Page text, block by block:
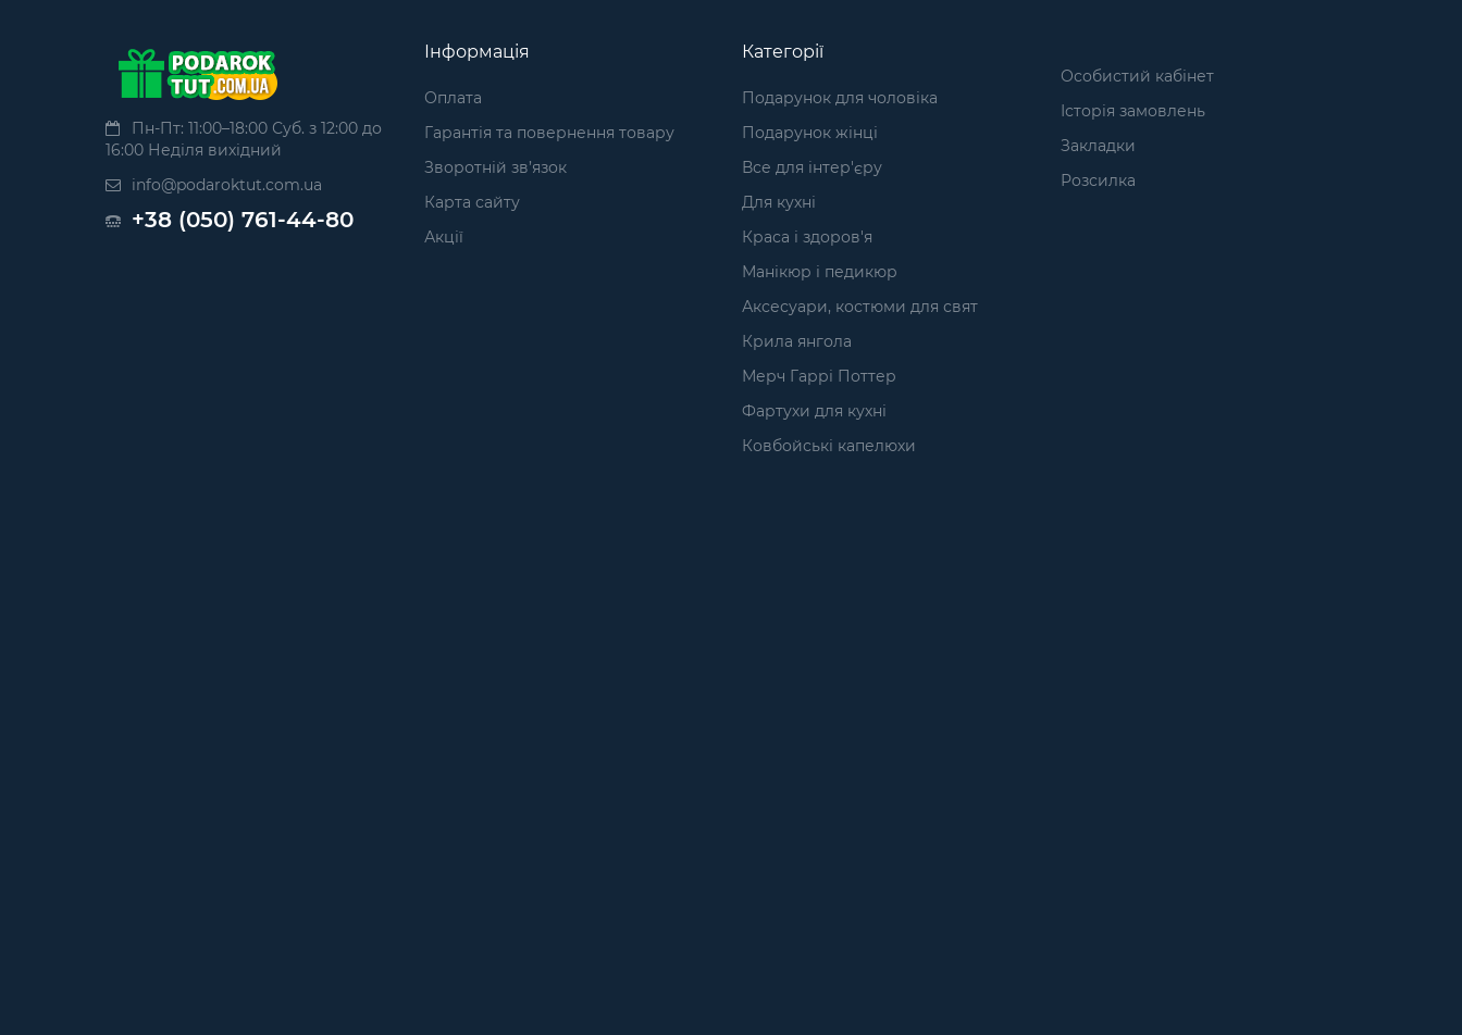
Пн-Пт: 11:00–18:00 Суб. з 12:00 до
16:00 Неділя вихідний
info@podaroktut.com.ua
+38 (050) 761-44-80
Інформація
Оплата
Гарантія та повернення товару
Зворотній зв’язок
Карта сайту
Акції
Категорії
Подарунок для чоловіка
Подарунок жінці
Все для інтер'єру
Для кухні
Краса і здоров'я
Манікюр і педикюр
Аксесуари, костюми для свят
Крила янгола
Мерч Гаррі Поттер
Фартухи для кухні
Ковбойські капелюхи
Особистий кабінет
Історія замовлень
Закладки
Розсилка